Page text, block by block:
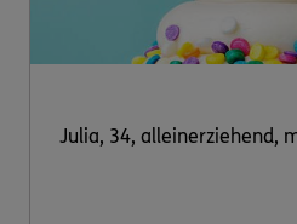
Julia, 34, alleinerziehend,